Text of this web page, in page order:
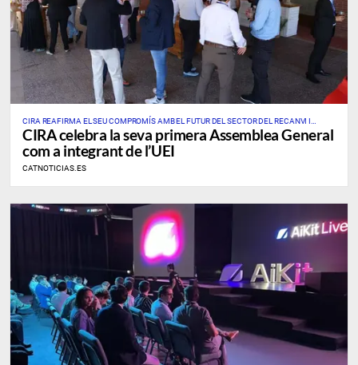
CIRA REAFIRMA EL SEU COMPROMÍS AMB EL FUTUR DEL SECTOR DEL RECANVI I
L’AUTOMOCIÓ
CIRA celebra la seva primera Assemblea General
com a integrant de l’UEI
CATNOTICIAS.ES